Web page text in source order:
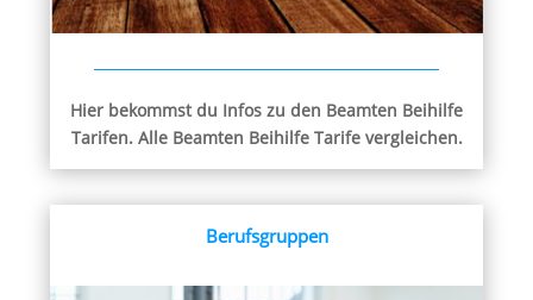
Hier bekommst du Infos zu den Beamten Beihilfe
Tarifen. Alle Beamten Beihilfe Tarife vergleichen.
Berufsgruppen